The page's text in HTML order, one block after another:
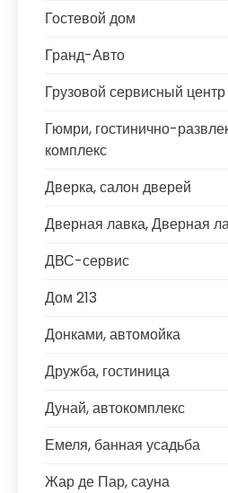
Гостевой дом
Гранд-Авто
Грузовой сервисный центр
Гюмри, гостинично-
комплекс
Дверка, салон дверей
Дверная лавка, Дверная
ДВС-сервис
Дом 213
Донками, автомойка
Дружба, гостиница
Дунай, автокомплекс
Емеля, банная усадьба
Жар де Пар, сауна